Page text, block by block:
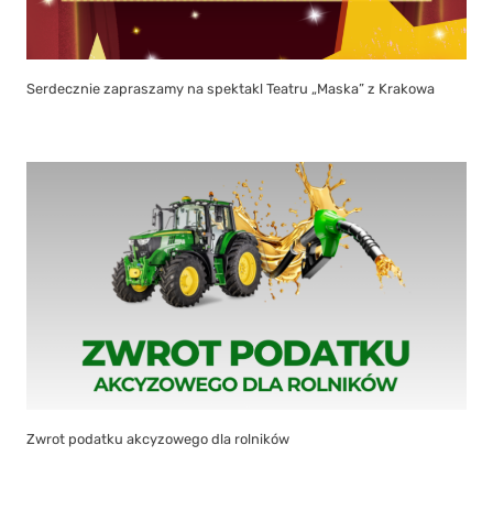
Serdecznie zapraszamy na spektakl Teatru „Maska” z Krakowa
Zwrot podatku akcyzowego dla rolników